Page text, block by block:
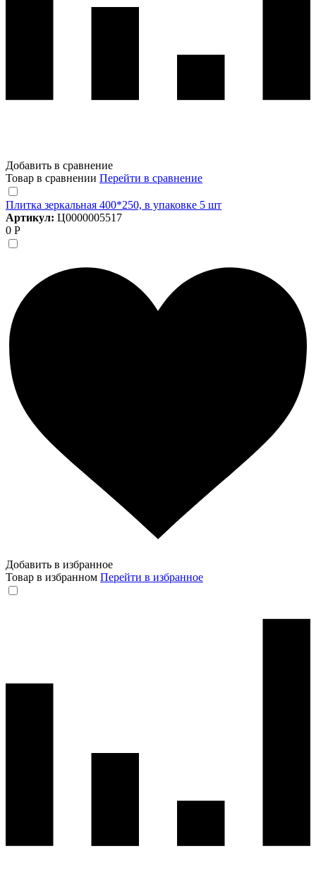
Добавить в сравнение
Товар в сравнении Перейти в сравнение
Плитка зеркальная 400*250, в упаковке 5 шт
Артикул: Ц0000005517
0 Р
Добавить в избранное
Товар в избранном Перейти в избранное